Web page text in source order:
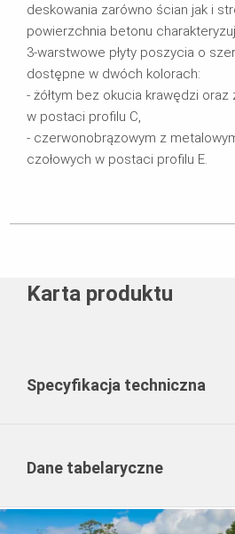
deskowania zarówno ścian jak i
powierzchnia betonu
3-warstwowe płyty poszycia o
dostępne w dwóch kolorach:
- żółtym bez okucia krawędzi
w postaci profilu C,
- czerwonobrązowym z
czołowych w postaci profilu E.
Karta produktu
Specyfikacja techniczna
Dane tabelaryczne